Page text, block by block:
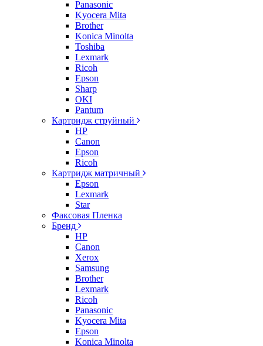
Panasonic
Kyocera Mita
Brother
Konica Minolta
Toshiba
Lexmark
Ricoh
Epson
Sharp
OKI
Pantum
Картридж струйный
HP
Canon
Epson
Ricoh
Картридж матричный
Epson
Lexmark
Star
Факсовая Пленка
Бренд
HP
Canon
Xerox
Samsung
Brother
Lexmark
Ricoh
Panasonic
Kyocera Mita
Epson
Konica Minolta